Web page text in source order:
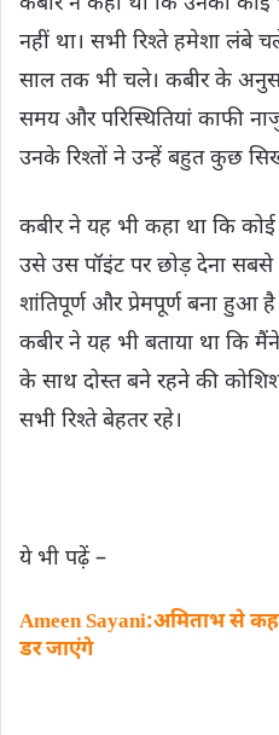
नहीं था। सभी रिश्‍ते हमेशा लंबे
साल तक भी चले। कबीर के
समय और परिस्थितियां काफी
उनके रिश्तों ने उन्हें बहुत कुछ
कबीर ने यह भी कहा था कि कोई
उसे उस पॉइंट पर छोड़ देना
शांतिपूर्ण और प्रेमपूर्ण बना हुआ
कबीर ने यह भी बताया था कि
के साथ दोस्त बने रहने की
सभी रिश्‍ते बेहतर रहे।
ये भी पढ़ें –
Ameen Sayani:अमिताभ से
डर जाएंगे